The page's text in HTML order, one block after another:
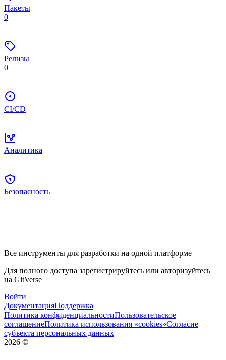
Пакеты
0
Релизы
0
CI/CD
Аналитика
Безопасность
Все инструменты для разработки на одной платформе
Для полного доступа зарегистрируйтесь или авторизуйтесь
на GitVerse
Войти
ДокументацияПоддержка
Политика конфиденциальностиПользовательское
соглашениеПолитика использования «cookies»Согласие
субъекта персональных данных
2026 ©